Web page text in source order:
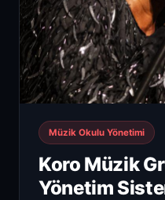
Müzik Okulu Yönetimi
Koro Müzik
Yönetim